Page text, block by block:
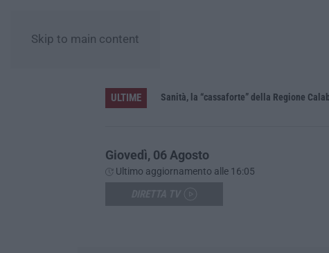
Skip to main content
ULTIME Sanità, la “cassaforte” della Regione
Giovedì, 06 Agosto
Ultimo aggiornamento alle 16:05